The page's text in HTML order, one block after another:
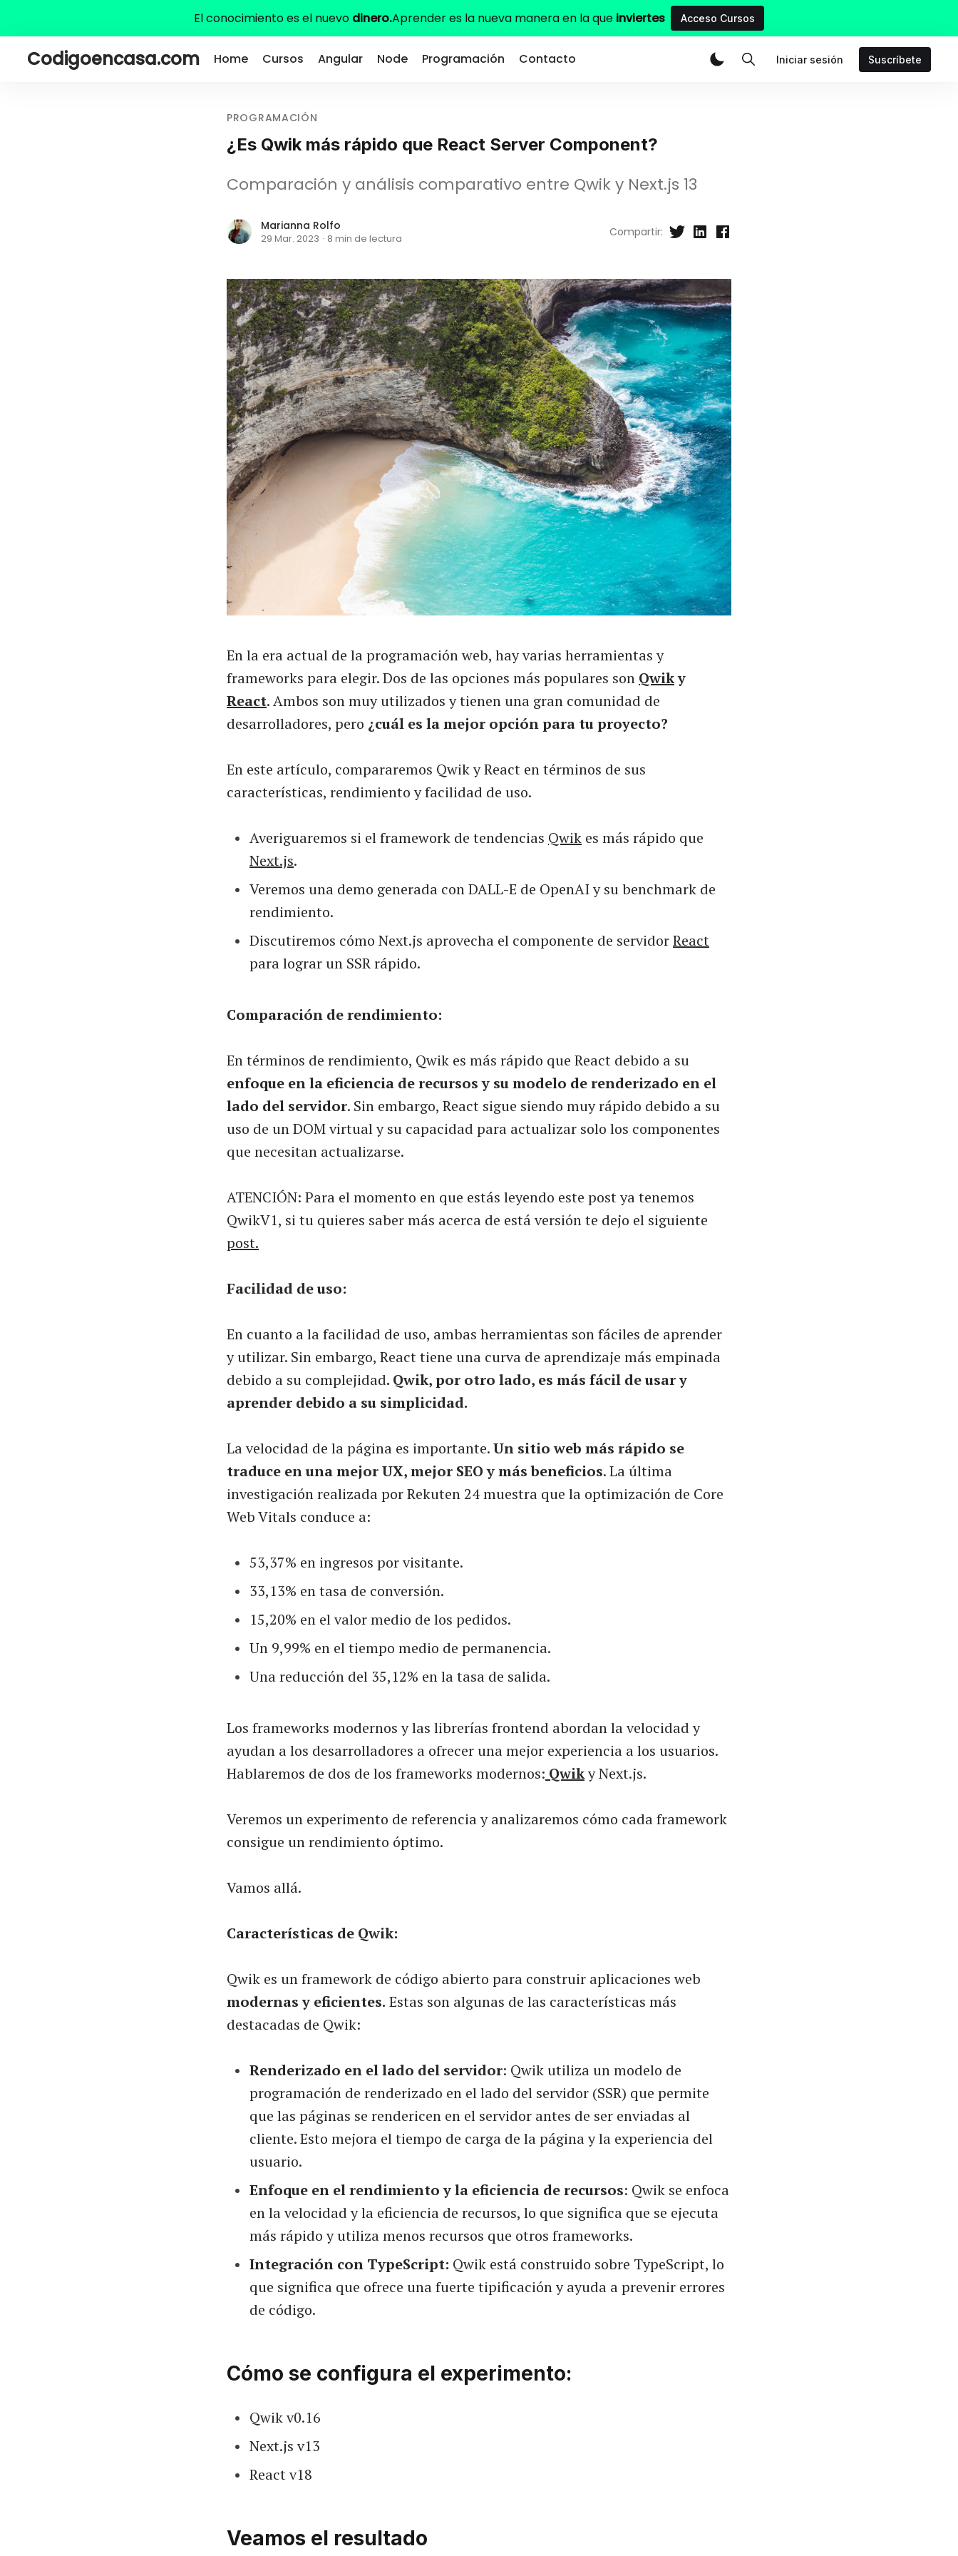
El conocimiento es el nuevo dinero.Aprender es la nueva manera en la que inviertes Acceso Cursos
Codigoencasa.com Home Cursos Angular Node Programación Contacto Iniciar sesión Suscríbete
PROGRAMACIÓN
¿Es Qwik más rápido que React Server Component?
Comparación y análisis comparativo entre Qwik y Next.js 13
Marianna Rolfo
29 Mar. 2023 · 8 min de lectura Compartir:
En la era actual de la programación web, hay varias herramientas y
frameworks para elegir. Dos de las opciones más populares son Qwiky
React. Ambos son muy utilizados y tienen una gran comunidad de
desarrolladores, pero ¿cuál es la mejor opción para tu proyecto?
En este artículo, compararemos Qwik y React en términos de sus
características, rendimiento y facilidad de uso.
Averiguaremos si el framework de tendencias Qwik es más rápido que
Next.js.
Veremos una demo generada con DALL-E de OpenAI y su benchmark de
rendimiento.
Discutiremos cómo Next.js aprovecha el componente de servidorReact
para lograr un SSR rápido.
Comparación de rendimiento:
En términos de rendimiento, Qwik es más rápido que React debido a su
enfoque en la eficiencia de recursos y su modelo de renderizado en el
lado del servidor. Sin embargo, React sigue siendo muy rápido debido a su
uso de un DOM virtual y su capacidad para actualizar solo los componentes
que necesitan actualizarse.
ATENCIÓN: Para el momento en que estás leyendo este post ya tenemos
QwikV1, si tu quieres saber más acerca de está versión te dejo el siguiente
post.
Facilidad de uso:
En cuanto a la facilidad de uso, ambas herramientas son fáciles de aprender
y utilizar. Sin embargo, React tiene una curva de aprendizaje más empinada
debido a su complejidad. Qwik, por otro lado, es más fácil de usar y
aprender debido a su simplicidad.
La velocidad de la página es importante.Un sitio web más rápido se
traduce en una mejor UX, mejor SEO y más beneficios. La última
investigación realizada por Rekuten 24 muestra que la optimización de Core
Web Vitals conduce a:
53,37% en ingresos por visitante.
33,13% en tasa de conversión.
15,20% en el valor medio de los pedidos.
Un 9,99% en el tiempo medio de permanencia.
Una reducción del 35,12% en la tasa de salida.
Los frameworks modernos y las librerías frontend abordan la velocidad y
ayudan a los desarrolladores a ofrecer una mejor experiencia a los usuarios.
Hablaremos de dos de los frameworks modernos: Qwiky Next.js.
Veremos un experimento de referencia y analizaremos cómo cada framework
consigue un rendimiento óptimo.
Vamos allá.
Características de Qwik:
Qwik es un framework de código abierto para construir aplicaciones web
modernas y eficientes. Estas son algunas de las características más
destacadas de Qwik:
Renderizado en el lado del servidor: Qwik utiliza un modelo de
programación de renderizado en el lado del servidor (SSR) que permite
que las páginas se rendericen en el servidor antes de ser enviadas al
cliente. Esto mejora el tiempo de carga de la página y la experiencia del
usuario.
Enfoque en el rendimiento y la eficiencia de recursos: Qwik se enfoca
en la velocidad y la eficiencia de recursos, lo que significa que se ejecuta
más rápido y utiliza menos recursos que otros frameworks.
Integración con TypeScript: Qwik está construido sobre TypeScript, lo
que significa que ofrece una fuerte tipificación y ayuda a prevenir errores
de código.
Cómo se configura el experimento:
Qwik v0.16
Next.js v13
React v18
Veamos el resultado